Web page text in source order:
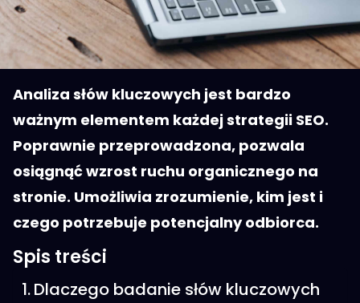
Analiza słów kluczowych jest bardzo
ważnym elementem każdej strategii SEO.
Poprawnie przeprowadzona, pozwala
osiągnąć wzrost ruchu organicznego na
stronie. Umożliwia zrozumienie, kim jest i
czego potrzebuje potencjalny odbiorca.
Spis treści
Dlaczego badanie słów kluczowych